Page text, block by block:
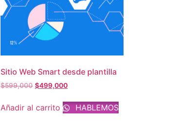
Sitio Web Smart desde plantilla
$599,000 $499,000
Añadir al carrito HABLEMOS